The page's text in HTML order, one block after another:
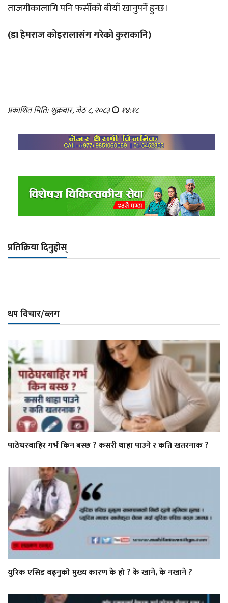
ताजगीकालागि पनि फर्सीको बीयाँ खानुपर्ने हुन्छ।
(डा हेमराज कोइरालासंग गरेको कुराकानि)
प्रकाशित मिति: शुक्रबार, जेठ ८, २०८३ १४:१८
प्रतिक्रिया दिनुहोस्
थप विचार/ब्लग
पाठेघरबाहिर गर्भ किन बस्छ ? कसरी थाहा पाउने र कति खतरनाक ?
युरिक एसिड बढ्नुको मुख्य कारण के हो ? के खाने, के नखाने ?